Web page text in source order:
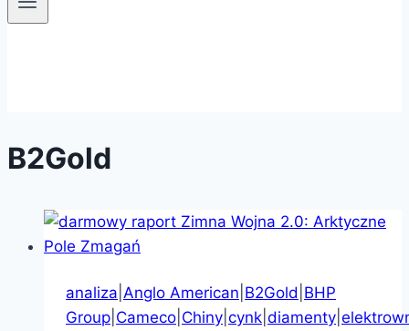
B2Gold
analiza Anglo American B2Gold BHP
Group Cameco Chiny cynk diamenty